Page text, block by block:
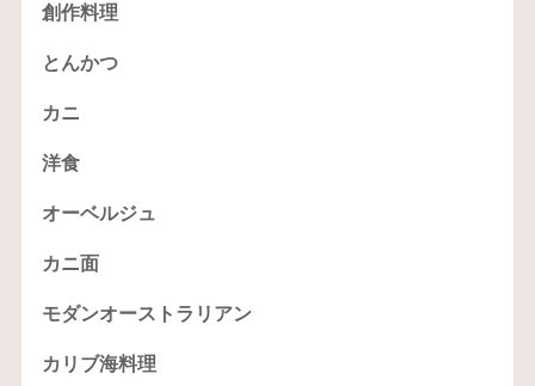
創作料理
とんかつ
カニ
洋食
オーベルジュ
カニ面
モダンオーストラリアン
カリブ海料理